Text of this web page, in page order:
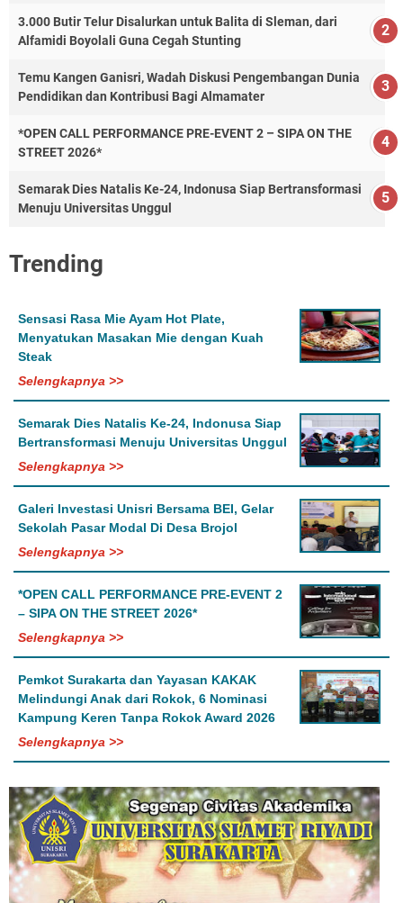
3.000 Butir Telur Disalurkan untuk Balita di Sleman, dari
Alfamidi Boyolali Guna Cegah Stunting
Temu Kangen Ganisri, Wadah Diskusi Pengembangan Dunia
Pendidikan dan Kontribusi Bagi Almamater
*OPEN CALL PERFORMANCE PRE-EVENT 2 – SIPA ON THE
STREET 2026*
Semarak Dies Natalis Ke-24, Indonusa Siap Bertransformasi
Menuju Universitas Unggul
Trending
Sensasi Rasa Mie Ayam Hot Plate,
Menyatukan Masakan Mie dengan Kuah
Steak
Selengkapnya >>
Semarak Dies Natalis Ke-24, Indonusa Siap
Bertransformasi Menuju Universitas Unggul
Selengkapnya >>
Galeri Investasi Unisri Bersama BEI, Gelar
Sekolah Pasar Modal Di Desa Brojol
Selengkapnya >>
*OPEN CALL PERFORMANCE PRE-EVENT 2
– SIPA ON THE STREET 2026*
Selengkapnya >>
Pemkot Surakarta dan Yayasan KAKAK
Melindungi Anak dari Rokok, 6 Nominasi
Kampung Keren Tanpa Rokok Award 2026
Selengkapnya >>